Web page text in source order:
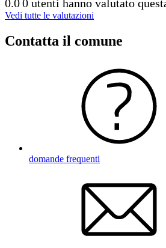
0.00 utenti hanno valutato
Vedi tutte le valutazioni
Contatta il comune
domande frequenti